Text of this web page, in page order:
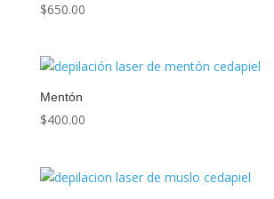
$650.00
Mentón
$400.00